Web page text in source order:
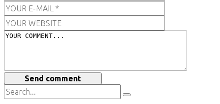
Send comment